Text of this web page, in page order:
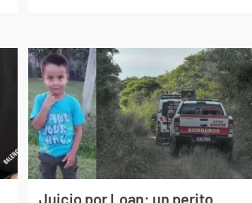
Juicio por Loan: un perito